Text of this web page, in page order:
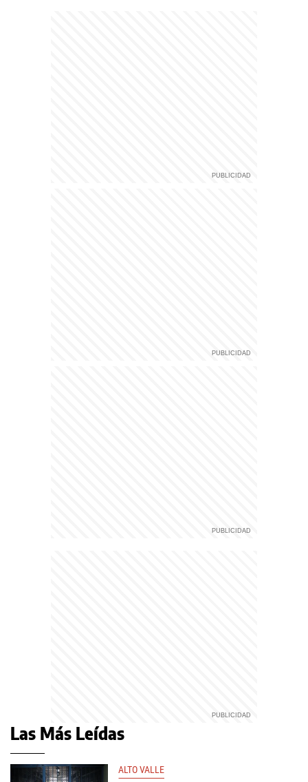
Las Más Leídas
ALTO VALLE